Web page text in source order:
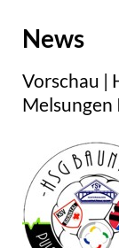
News
Vorschau |
Melsungen